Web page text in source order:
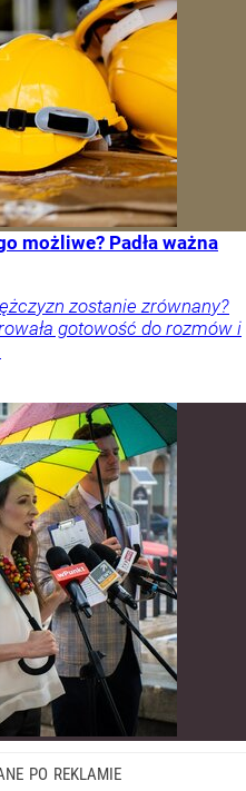
możliwe? Padła ważna
zostanie zrównany?
gotowość do rozmów i